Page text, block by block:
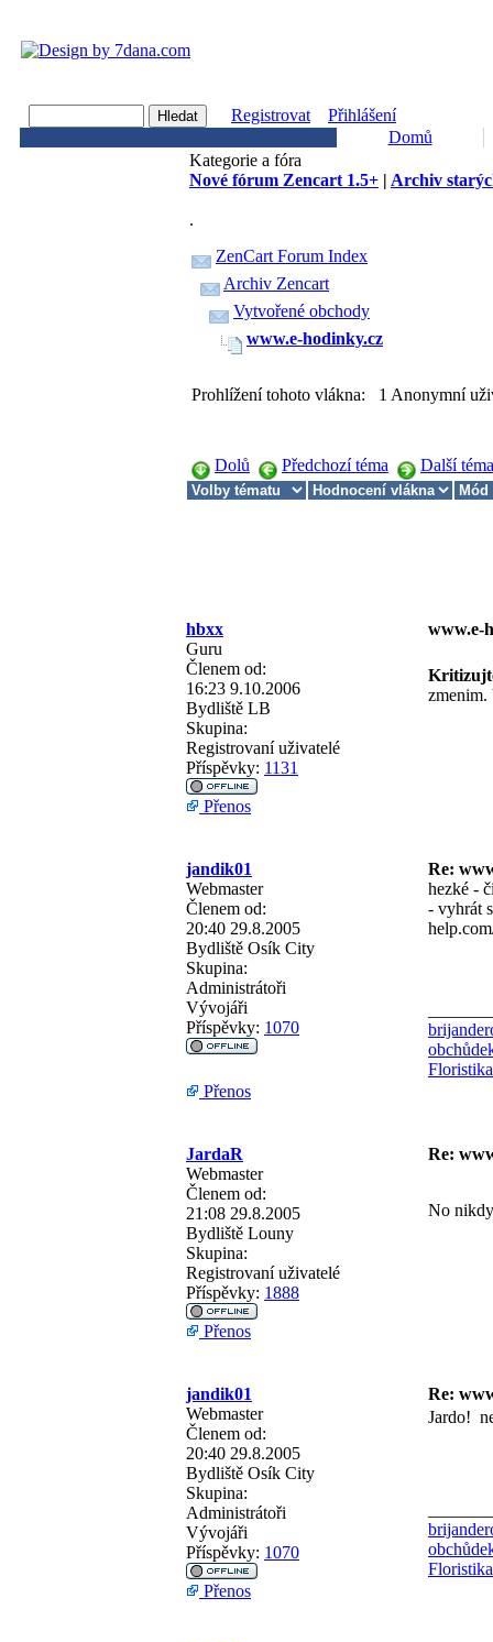
Registrovat
Přihlášení
Domů
Kategorie a fóra
Nové fórum Zencart 1.5+ | Archiv
.
ZenCart Forum Index
Archiv Zencart
Vytvořené obchody
www.e-hodinky.cz
Prohlížení tohoto vlákna: 1 Anonymní
Dolů Předchozí téma Další téma
hbxx
www.e-
Guru
Členem od:
16:23 9.10.2006
Bydliště LB
Skupina:
Registrovaní uživatelé
Příspěvky: 1131
Přenos
jandik01
Re:
Webmaster
Členem od:
20:40 29.8.2005
Bydliště Osík City
Skupina:
Administrátoři
Vývojáři
Příspěvky: 1070
hezké -
- vyhrát
Přenos
JardaR
Re:
Webmaster
Členem od:
21:08 29.8.2005
Bydliště Louny
Skupina:
Registrovaní uživatelé
Příspěvky: 1888
No
Přenos
jandik01
Re:
Webmaster
Členem od:
20:40 29.8.2005
Bydliště Osík City
Skupina:
Administrátoři
Vývojáři
Příspěvky: 1070
Jardo!
Přenos